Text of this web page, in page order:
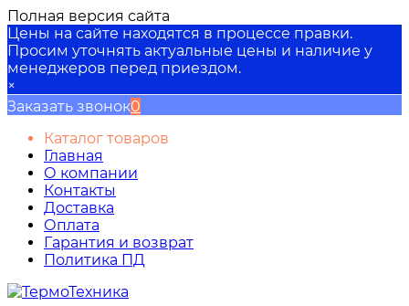
Полная версия сайта
Цены на сайте находятся в процессе правки.
Просим уточнять актуальные цены и наличие у
менеджеров перед приездом.
×
Заказать звонок0
Каталог товаров
Главная
О компании
Контакты
Доставка
Оплата
Гарантия и возврат
Политика ПД